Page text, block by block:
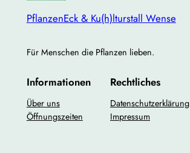
PflanzenEck & Ku(h)lturstall Wense
Für Menschen die Pflanzen lieben.
Informationen
Über uns
Öffnungszeiten
Rechtliches
Datenschutzerklärung
Impressum